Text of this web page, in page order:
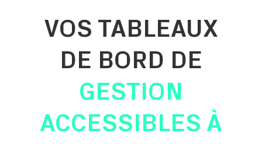
VOS TABLEAUX
DE BORD DE
GESTION
ACCESSIBLES À